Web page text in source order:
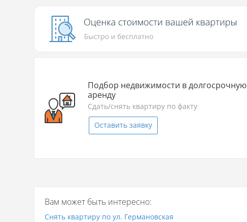
Подбор недвижимости в долгосрочную
аренду
Сдать/снять квартиру по факту
Оставить заявку
Вам может быть интересно:
Снять квартиру по ул. Германовская